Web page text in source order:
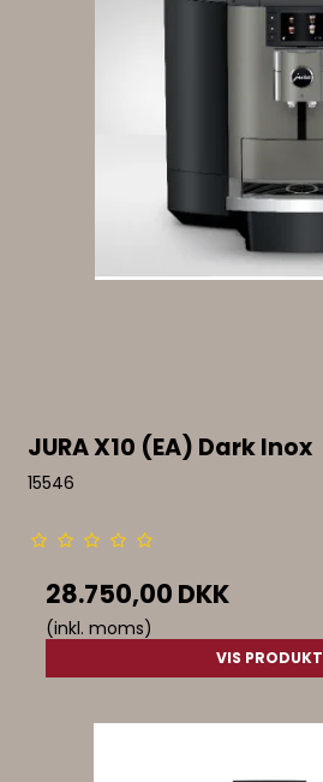
JURA X10 (EA) Dark Inox
15546
28.750,00 DKK
(inkl. moms)
VIS PRODUKT